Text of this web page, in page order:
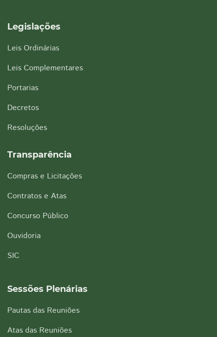
Legislações
Leis Ordinárias
Leis Complementares
Portarias
Decretos
Resoluções
Transparência
Compras e Licitações
Contratos e Atas
Concurso Público
Ouvidoria
SIC
Sessões Plenárias
Pautas das Reuniões
Atas das Reuniões